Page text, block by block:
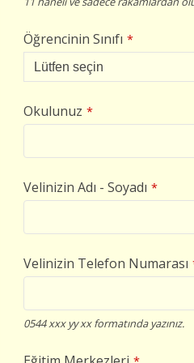
Öğrencinin Sınıfı *
Okulunuz *
Velinizin Adı - Soyadı *
Velinizin Telefon Numarası
0544 xxx yy xx formatında yazınız.